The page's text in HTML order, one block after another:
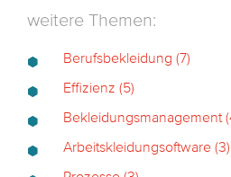
weitere Themen:
Berufsbekleidung (7)
Effizienz (5)
Bekleidungsmanagement
Arbeitskleidungsoftware (3)